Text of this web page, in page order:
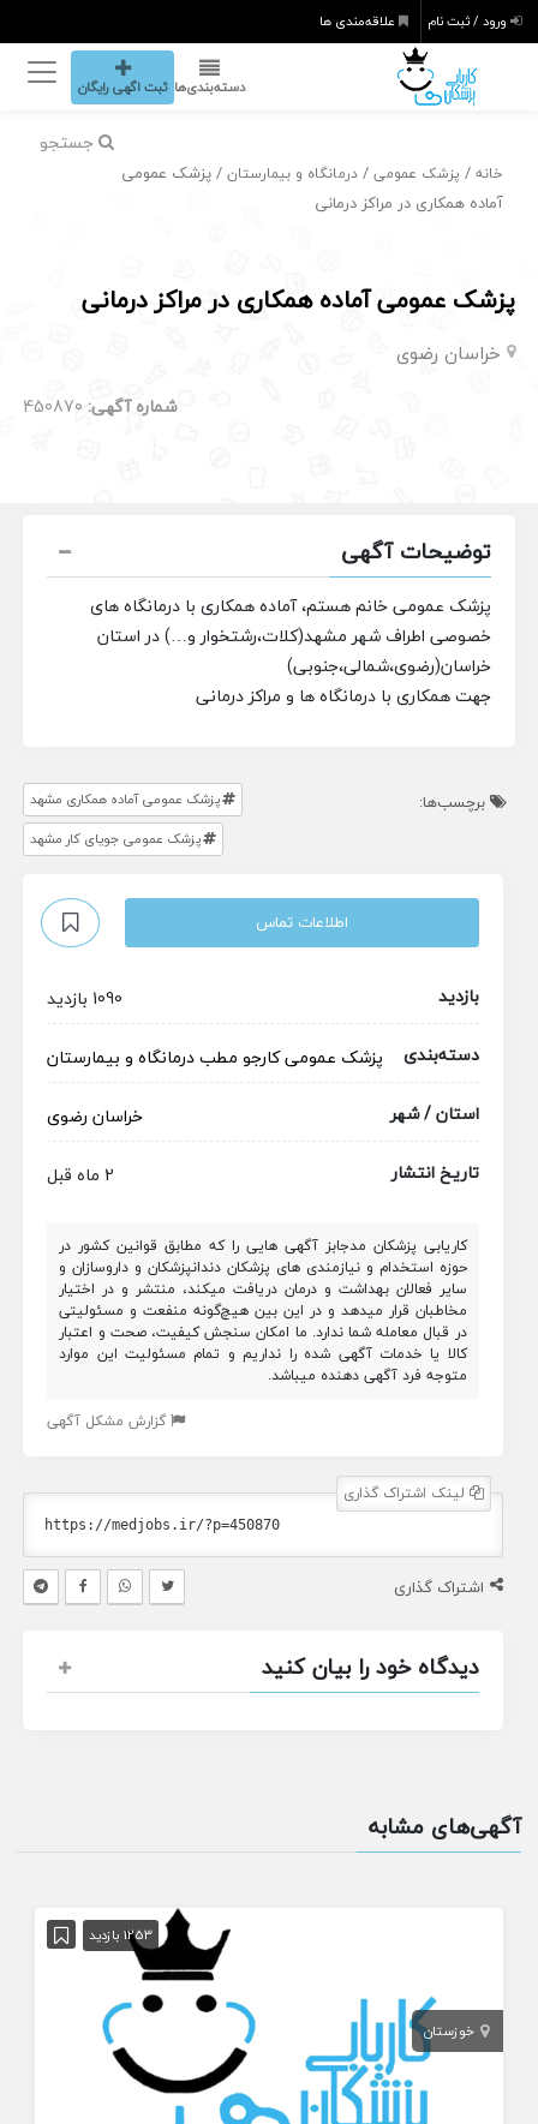
ورود / ثبت نام علاقه‌مندی ها
دسته‌بندی‌ها ثبت اگهی رایگان
جستجو
خانه / پزشک عمومی /درمانگاه و بیمارستان / پزشک عمومی
آماده همکاری در مراکز درمانی
پزشک عمومی آماده همکاری در مراکز درمانی
خراسان رضوی
شماره آگهی: 450870
توضیحات آگهی
پزشک عمومی خانم هستم، آماده همکاری با درمانگاه های
خصوصی اطراف شهر مشهد(کلات،رشتخوار و…) در استان
خراسان(رضوی،شمالی،جنوبی)
جهت همکاری با درمانگاه ها و مراکز درمانی
برچسب‌ها:
پزشک عمومی آماده همکاری مشهد
پزشک عمومی جویای کار مشهد
اطلاعات تماس
بازدید
1090 بازدید
دسته‌بندی
پزشک عمومیکارجو مطبدرمانگاه و بیمارستان
استان / شهر
خراسان رضوی
تاریخ انتشار
2 ماه قبل
کاریابی پزشکان مدجابز آگهی هایی را که مطابق قوانین کشور در
حوزه استخدام و نیازمندی های پزشکان دندانپزشکان و داروسازان و
سایر فعالان بهداشت و درمان دریافت میکند، منتشر و در اختیار
مخاطبان قرار میدهد و در این بین هیچ‌گونه منفعت و مسئولیتی
در قبال معامله شما ندارد. ما امکان سنجش کیفیت، صحت و اعتبار
کالا یا خدمات آگهی شده را نداریم و تمام مسئولیت این موارد
متوجه فرد آگهی دهنده میباشد.
گزارش مشکل آگهی
لینک اشتراک گذاری
اشتراک گذاری
دیدگاه خود را بیان کنید
آگهی‌های مشابه
1253 بازدید
خوزستان